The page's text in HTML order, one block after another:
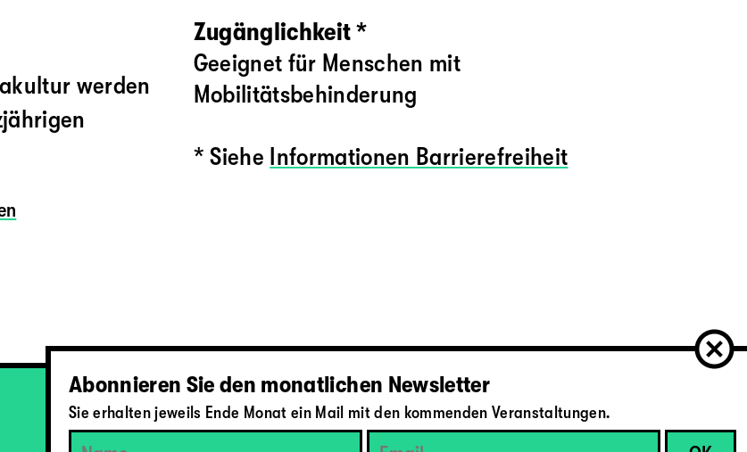
werden
Zugänglichkeit *
Geeignet für Menschen mit
Mobilitätsbehinderung
* Siehe Informationen Barrierefreiheit
Abonnieren Sie den monatlichen Newsletter
Sie erhalten jeweils Ende Monat ein Mail mit den kommenden Veranstaltungen.